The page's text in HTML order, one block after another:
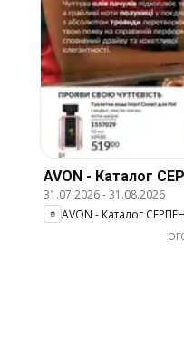
AVON - Каталог
31.07.2026-31.08.2026
AVON - Каталог